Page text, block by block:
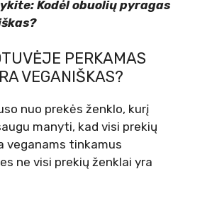
Kodėl obuolių pyragas
PERKAMAS
VEGANIŠKAS?
nuo prekės ženklo, kurį
manyti, kad visi prekių
veganams tinkamus
ne visi prekių ženklai yra